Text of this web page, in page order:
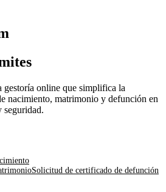
gestoría online que simplifica la
nacimiento, matrimonio y defunción en
seguridad.
Solicitud de certificado de defunción